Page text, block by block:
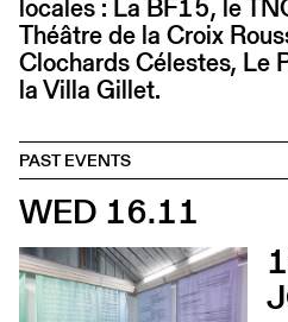
locales : La BF15, le
Théâtre de la Croix
Clochards Célestes, Le
la Villa Gillet.
PAST EVENTS
WED 16.11